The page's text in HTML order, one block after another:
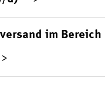
im Bereich